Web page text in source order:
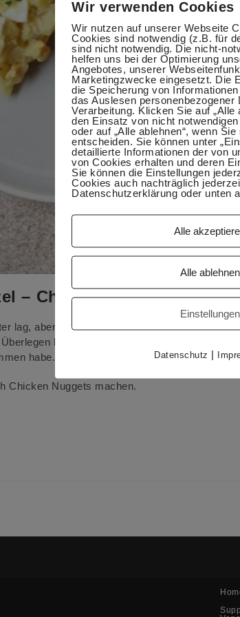
– Chicken Nuggets zum
lag, aber heute wollte ich ein Essen, bei dem
habe ich mich für Schnitzel
habe.
Chicken Nuggets machen.
Wir verwenden Cookies
Wir nutzen auf unserer Webseite
Cookies sind notwendig (z.B. für
sind nicht notwendig. Die nicht-
helfen uns bei der Optimierung
Angebotes, unserer
Marketingzwecke eingesetzt. Die
die Speicherung von
das Auslesen personenbezogener
Verarbeitung. Klicken Sie auf „Alle
den Einsatz von nicht
oder auf „Alle ablehnen“, wenn
entscheiden. Sie können unter
detaillierte Informationen der von
von Cookies erhalten und deren
Sie können die Einstellungen
Cookies auch nachträglich
Datenschutzerklärung oder unten
Alle
Alle ablehnen
Einstellungen
Datenschutz |